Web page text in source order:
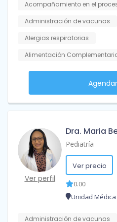
Acompañamiento en el
Administración de vacunas
Alergias respiratorias
Alimentación
Ver perfil
Dra. Maria
Pediatría
Ver precio
0.00
Unidad Médica
Administración de vacunas